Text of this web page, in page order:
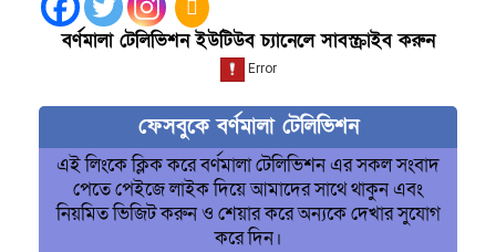
বর্ণমালা টেলিভিশন ইউটিউব চ্যানেলে সাবস্ক্রাইব করুন
ফেসবুকে বর্ণমালা টেলিভিশন
এই লিংকে ক্লিক করে বর্ণমালা টেলিভিশন এর সকল সংবাদ
পেতে পেইজে লাইক দিয়ে আমাদের সাথে থাকুন এবং
নিয়মিত ভিজিট করুন ও শেয়ার করে অন্যকে দেখার সুযোগ
করে দিন।